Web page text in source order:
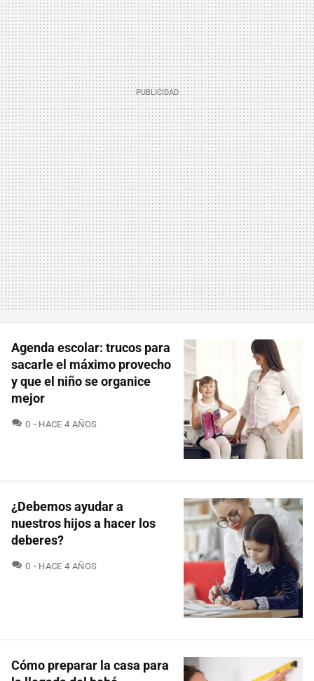
Agenda escolar: trucos para
sacarle el máximo provecho
y que el niño se organice
mejor
0 COMENTARIOS
HACE 4 AÑOS
¿Debemos ayudar a
nuestros hijos a hacer los
deberes?
0 COMENTARIOS
HACE 4 AÑOS
Cómo preparar la casa para